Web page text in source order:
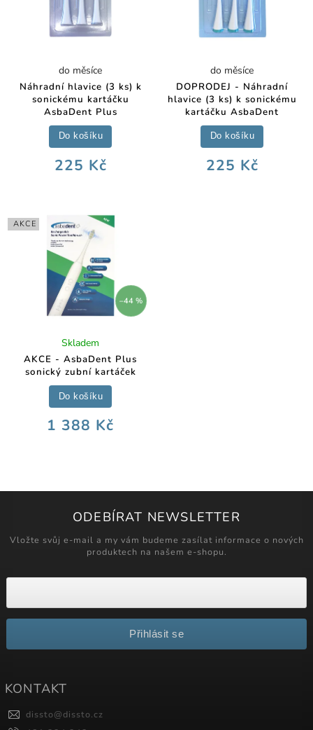
Náhradní hlavice (3 ks) k
sonickému kartáčku
AsbaDent Plus
do měsíce
225 Kč
Do košíku
DOPRODEJ - Náhradní
hlavice (3 ks) k sonickému
kartáčku AsbaDent
do měsíce
225 Kč
Do košíku
AKCE
–44 %
AKCE - AsbaDent Plus
sonický zubní kartáček
Skladem
1 388 Kč
Do košíku
ODEBÍRAT NEWSLETTER
Vložte svůj e-mail a my vám budeme zasílat informace o nových
produktech na našem e-shopu.
Přihlásit se
KONTAKT
dissto@dissto.cz